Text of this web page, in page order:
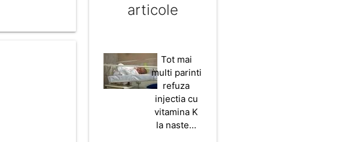
articole
Tot mai
multi parinti
refuza
injectia cu
vitamina K
la naste…